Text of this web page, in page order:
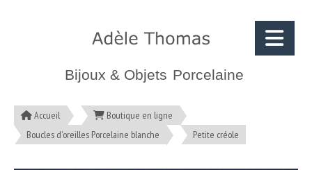
Bijoux & Objets Porcelaine
Accueil
Boutique en ligne
Boucles d'oreilles Porcelaine blanche
Petite créole